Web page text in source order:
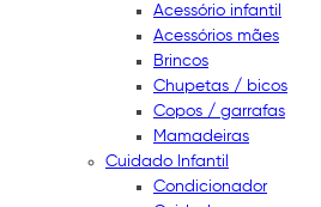
Acessório infantil
Acessórios mães
Brincos
Chupetas / bicos
Copos / garrafas
Mamadeiras
Cuidado Infantil
Condicionador